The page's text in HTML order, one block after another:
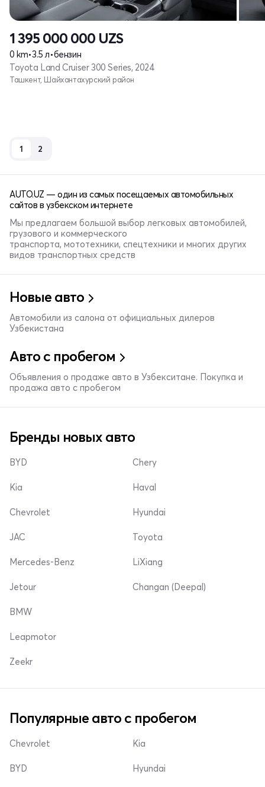
1 395 000 000 UZS
0 km•3.5 л•бензин
Toyota Land Cruiser 300 Series, 2024
Ташкент, Шайхантахурский район
1 2
AUTO.UZ — один из самых посещаемых автомобильных
сайтов в узбекском интернете
Мы предлагаем большой выбор легковых автомобилей,
грузового и коммерческого
транспорта, мототехники, спецтехники и многих других
видов транспортных средств
Новые авто
Автомобили из салона от официальных дилеров
Узбекистана
Авто с пробегом
Объявления о продаже авто в Узбекситане. Покупка и
продажа авто с пробегом
Бренды новых авто
BYD
Kia
Chevrolet
Chery
Haval
Hyundai
JAC
Mercedes-Benz
Jetour
Toyota
LiXiang
Changan (Deepal)
BMW
Leapmotor
Zeekr
Популярные авто с пробегом
Chevrolet
BYD
Kia
Hyundai